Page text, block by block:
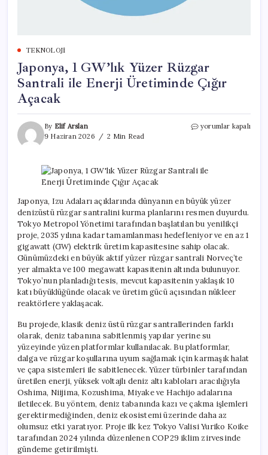
TEKNOLOJI
Japonya, 1 GW’lık Yüzer Rüzgar
Santrali ile Enerji Üretiminde Çığır
Açacak
By Elif Arslan
9 Haziran 2026
2 Min Read
Japonya,
Rüzgar
Santrali
Enerji
Üretiminde
Çığır
Açacak
için
yorumlar kapalı
Japonya, Izu Adaları açıklarında dünyanın en büyük yüzer
denizüstü rüzgar santralini kurma planlarını resmen duyurdu.
Tokyo Metropol Yönetimi tarafından başlatılan bu yenilikçi
proje, 2035 yılına kadar tamamlanması hedefleniyor ve en az 1
gigawatt (GW) elektrik üretim kapasitesine sahip olacak.
Günümüzdeki en büyük aktif yüzer rüzgar santrali Norveç’te
yer almakta ve 100 megawatt kapasitenin altında bulunuyor.
Tokyo’nun planladığı tesis, mevcut kapasitenin yaklaşık 10
katı büyüklüğünde olacak ve üretim gücü açısından nükleer
reaktörlere yaklaşacak.
Bu projede, klasik deniz üstü rüzgar santrallerinden farklı
olarak, deniz tabanına sabitlenmiş yapılar yerine su
yüzeyinde yüzen platformlar kullanılacak. Bu platformlar,
dalga ve rüzgar koşullarına uyum sağlamak için karmaşık halat
ve çapa sistemleri ile sabitlenecek. Yüzer türbinler tarafından
üretilen enerji, yüksek voltajlı deniz altı kabloları aracılığıyla
Oshima, Niijima, Kozushima, Miyake ve Hachijo adalarına
iletilecek. Bu yöntem, deniz tabanında kazı ve çakma işlemleri
gerektirmediğinden, deniz ekosistemi üzerinde daha az
olumsuz etki yaratıyor. Proje ilk kez Tokyo Valisi Yuriko Koike
tarafından 2024 yılında düzenlenen COP29 iklim zirvesinde
gündeme getirilmişti.